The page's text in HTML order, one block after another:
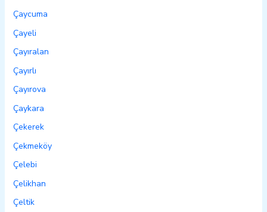
Çaycuma
Çayeli
Çayıralan
Çayırlı
Çayırova
Çaykara
Çekerek
Çekmeköy
Çelebi
Çelikhan
Çeltik